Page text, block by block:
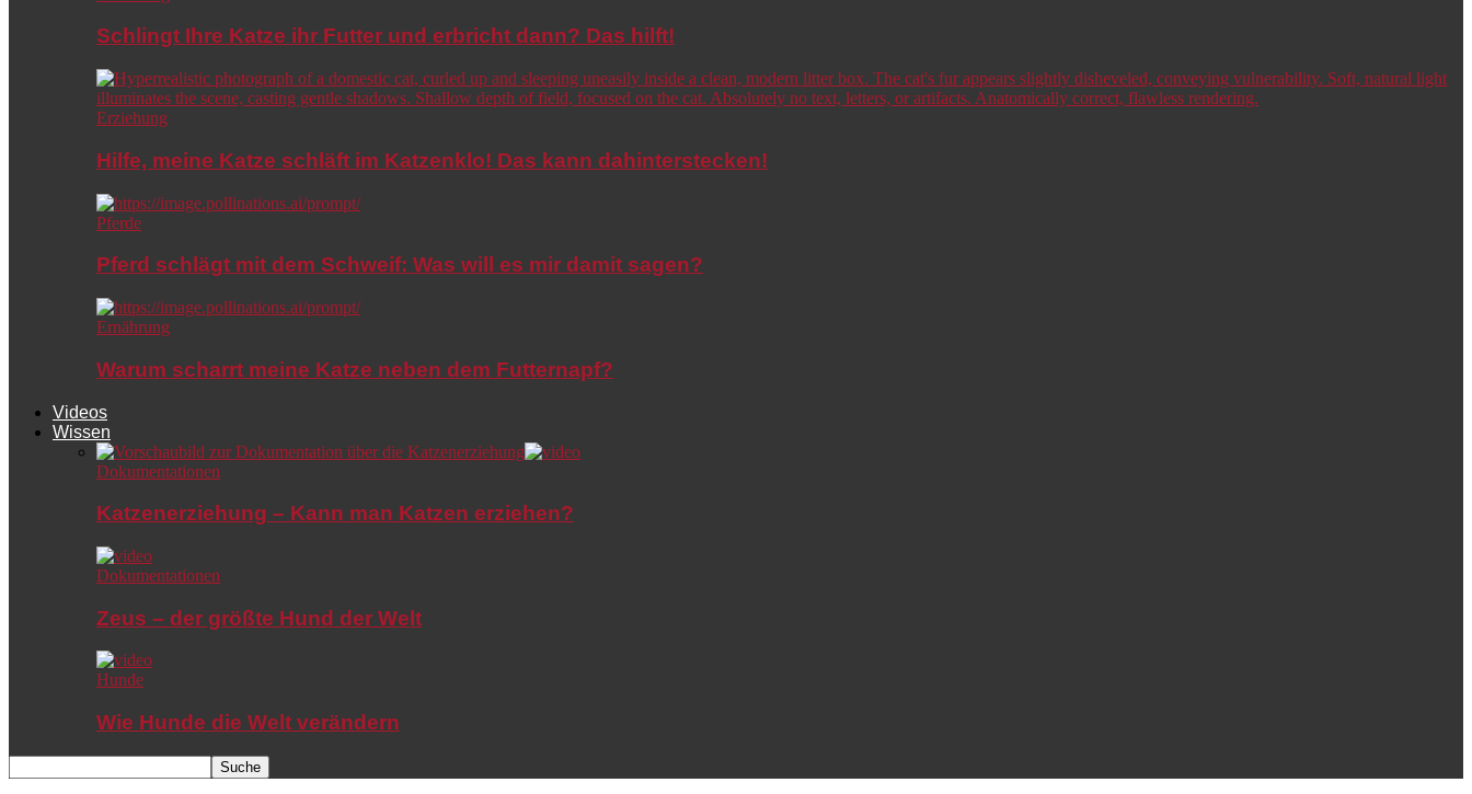
Schlingt Ihre Katze ihr Futter und erbricht dann? Das hilft!
Erziehung
Hilfe, meine Katze schläft im Katzenklo! Das kann dahinterstecken!
Pferde
Pferd schlägt mit dem Schweif: Was will es mir damit sagen?
Ernährung
Warum scharrt meine Katze neben dem Futternapf?
Videos
Wissen
Dokumentationen
Katzenerziehung – Kann man Katzen erziehen?
Dokumentationen
Zeus – der größte Hund der Welt
Hunde
Wie Hunde die Welt verändern